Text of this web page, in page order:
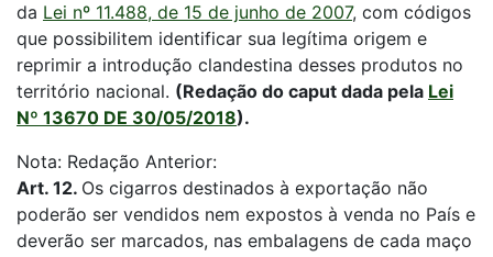
da Lei nº 11.488, de 15 de junho de 2007, com códigos
que possibilitem identificar sua legítima origem e
reprimir a introdução clandestina desses produtos no
território nacional. (Redação do caput dada pela Lei
Nº 13670 DE 30/05/2018).
Nota: Redação Anterior:
Art. 12. Os cigarros destinados à exportação não
poderão ser vendidos nem expostos à venda no País e
deverão ser marcados, nas embalagens de cada maço